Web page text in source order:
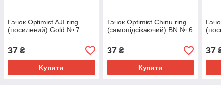
Гачок Optimist AJI ring
(посилений) Gold № 7
37 ₴
Купити
Гачок Optimist Chinu ring
(самопідсікаючий) BN № 6
37₴
Купити
37